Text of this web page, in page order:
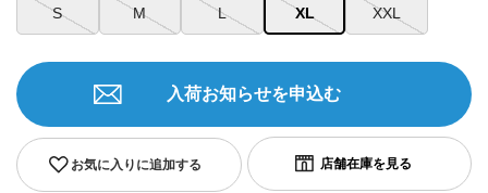
S M L XL XXL
お気に入りに追加する
入荷お知らせを申込む